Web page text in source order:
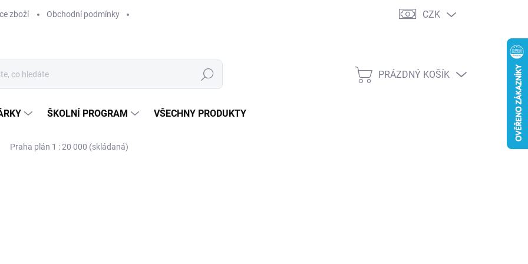
zboží Obchodní podmínky CZK
Hledat
NÁKUPNÍ
PRÁZDNÝ KOŠÍK
ŠKOLNÍ PROGRAM VŠECHNY PRODUKTY
Praha plán 1 : 20 000 (skládaná)